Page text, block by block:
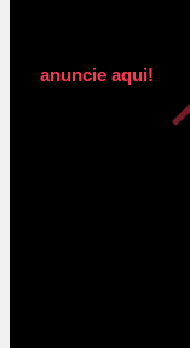
anuncie aqui!